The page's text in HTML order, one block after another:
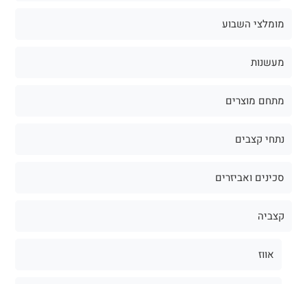
מומלצי השבוע
מעשנות
מתחם מוצרים
נתחי קצבים
סכינים ואביזרים
קצביה
אווז